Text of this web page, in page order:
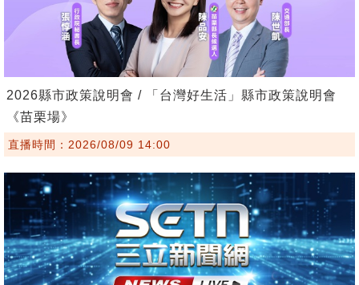
2026縣市政策說明會 / 「台灣好生活」縣市政策說明會
《苗栗場》
直播時間：2026/08/09 14:00